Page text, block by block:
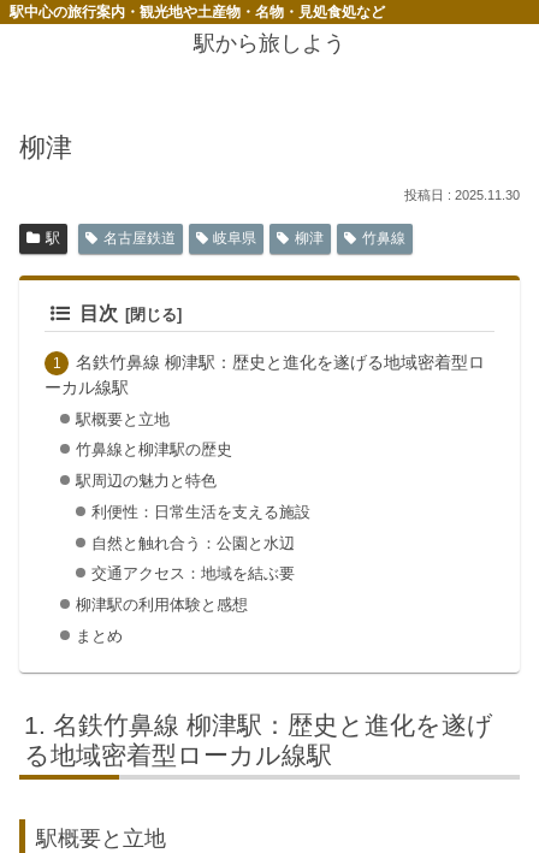
駅中心の旅行案内・観光地や土産物・名物・見処食処など
駅から旅しよう
柳津
2025.11.30
駅 名古屋鉄道 岐阜県 柳津 竹鼻線
目次
名鉄竹鼻線 柳津駅：歴史と進化を遂げる地域密着型ロ
ーカル線駅
駅概要と立地
竹鼻線と柳津駅の歴史
駅周辺の魅力と特色
利便性：日常生活を支える施設
自然と触れ合う：公園と水辺
交通アクセス：地域を結ぶ要
柳津駅の利用体験と感想
まとめ
名鉄竹鼻線 柳津駅：歴史と進化を遂げ
る地域密着型ローカル線駅
駅概要と立地